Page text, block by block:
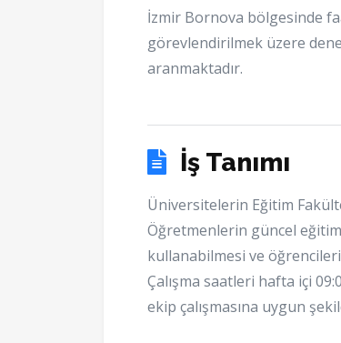
İzmir Bornova bölgesinde
görevlendirilmek üzere
aranmaktadır.
İş Tanımı
Üniversitelerin Eğitim
Öğretmenlerin güncel
kullanabilmesi ve
Çalışma saatleri hafta içi
ekip çalışmasına uygun